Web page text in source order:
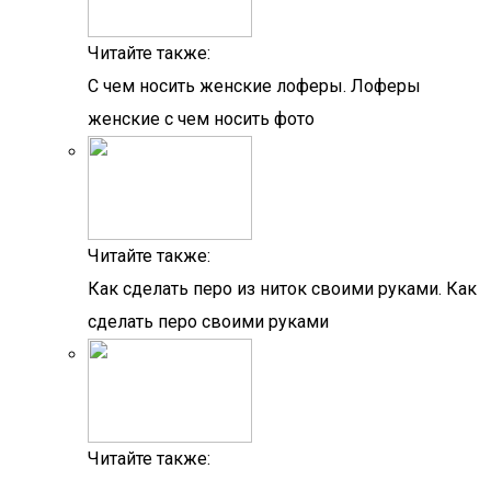
Читайте также:
С чем носить женские лоферы. Лоферы
женские с чем носить фото
Читайте также:
Как сделать перо из ниток своими руками. Как
сделать перо своими руками
Читайте также: